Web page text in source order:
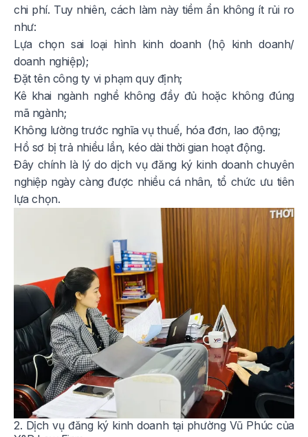
chi phí. Tuy nhiên, cách làm này tiềm ẩn không ít rủi ro
như:
Lựa chọn sai loại hình kinh doanh (hộ kinh doanh/
doanh nghiệp);
Đặt tên công ty vi phạm quy định;
Kê khai ngành nghề không đầy đủ hoặc không đúng
mã ngành;
Không lường trước nghĩa vụ thuế, hóa đơn, lao động;
Hồ sơ bị trả nhiều lần, kéo dài thời gian hoạt động.
Đây chính là lý do dịch vụ đăng ký kinh doanh chuyên
nghiệp ngày càng được nhiều cá nhân, tổ chức ưu tiên
lựa chọn.
2. Dịch vụ đăng ký kinh doanh tại phường Vũ Phúc của